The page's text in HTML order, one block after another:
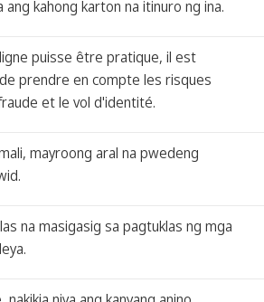
ang kahong karton na itinuro ng ina.
puisse être pratique, il est
prendre en compte les risques
et le vol d'identité.
mayroong aral na pwedeng
na masigasig sa pagtuklas ng mga